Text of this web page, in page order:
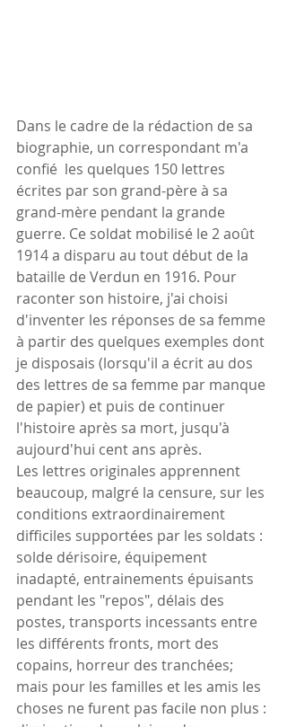
Dans le cadre de la rédaction de sa
biographie, un correspondant m'a
confié  les quelques 150 lettres
écrites par son grand-père à sa
grand-mère pendant la grande
guerre. Ce soldat mobilisé le 2 août
1914 a disparu au tout début de la
bataille de Verdun en 1916. Pour
raconter son histoire, j'ai choisi
d'inventer les réponses de sa femme
à partir des quelques exemples dont
je disposais (lorsqu'il a écrit au dos
des lettres de sa femme par manque
de papier) et puis de continuer
l'histoire après sa mort, jusqu'à
aujourd'hui cent ans après.
Les lettres originales apprennent
beaucoup, malgré la censure, sur les
conditions extraordinairement
difficiles supportées par les soldats :
solde dérisoire, équipement
inadapté, entrainements épuisants
pendant les "repos", délais des
postes, transports incessants entre
les différents fronts, mort des
copains, horreur des tranchées;
mais pour les familles et les amis les
choses ne furent pas facile non plus :